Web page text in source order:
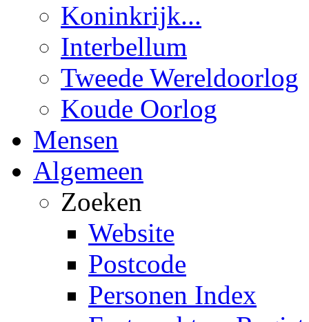
Koninkrijk...
Interbellum
Tweede Wereldoorlog
Koude Oorlog
Mensen
Algemeen
Zoeken
Website
Postcode
Personen Index